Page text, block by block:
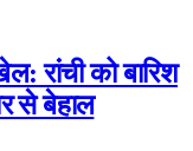
रांची को बारिश
से बेहाल